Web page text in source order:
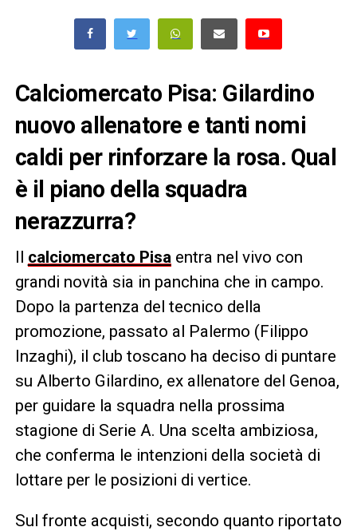
Calciomercato Pisa: Gilardino
nuovo allenatore e tanti nomi
caldi per rinforzare la rosa. Qual
è il piano della squadra
nerazzurra?
Il calciomercato Pisa entra nel vivo con
grandi novità sia in panchina che in campo.
Dopo la partenza del tecnico della
promozione, passato al Palermo (Filippo
Inzaghi), il club toscano ha deciso di puntare
su Alberto Gilardino, ex allenatore del Genoa,
per guidare la squadra nella prossima
stagione di Serie A. Una scelta ambiziosa,
che conferma le intenzioni della società di
lottare per le posizioni di vertice.
Sul fronte acquisti, secondo quanto riportato